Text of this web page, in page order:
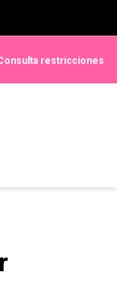
restricciones